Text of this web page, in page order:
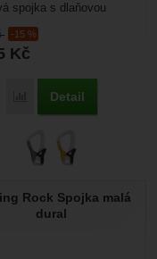
-15 %
Kč
Porovnat
Detail
spojka s dlaňovou
i pro...
Rock Spojka malá
dural